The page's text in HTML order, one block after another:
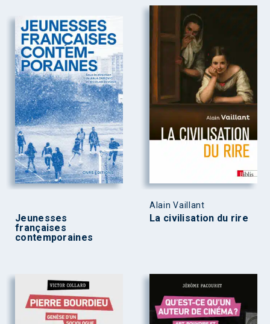
Jeunesses
françaises
contemporaines
Alain Vaillant
La civilisation du rire